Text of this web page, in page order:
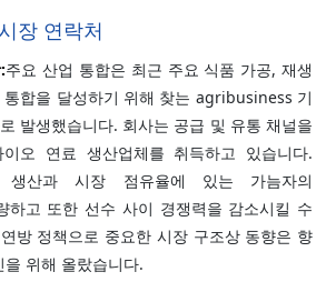
장 연락처
주요 산업 통합은 최근 주요 식품 가공, 재생
통합을 달성하기 위해 찾는 agribusiness 기
발생했습니다. 회사는 공급 및 유통 채널을
오 연료 생산업체를 취득하고 있습니다.
생산과 시장 점유율에 있는 가늠자의
하고 또한 선수 사이 경쟁력을 감소시킬 수
방 정책으로 중요한 시장 구조상 동향은 향
위해 올랐습니다.